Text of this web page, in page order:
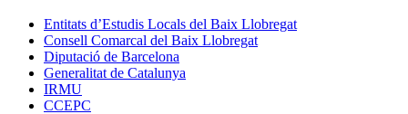
Entitats d’Estudis Locals del Baix Llobregat
Consell Comarcal del Baix Llobregat
Diputació de Barcelona
Generalitat de Catalunya
IRMU
CCEPC